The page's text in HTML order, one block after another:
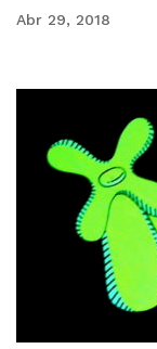
Abr 29, 2018